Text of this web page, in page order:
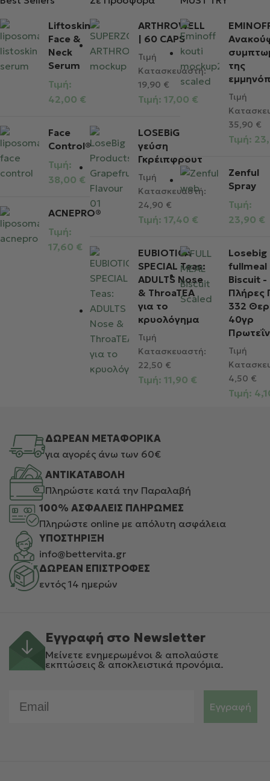
Liftoskin®
Face &
Neck
Serum
Τιμή:
42,00 €
Face
Control®
Τιμή:
38,00 €
ACNEPRO®
Τιμή:
17,60 €
ARTHROWELL
| 60 CAPS
Τιμή
Κατασκευαστή:
19,90 €
Τιμή: 17,00 €
LOSEBiG
γεύση
Γκρέιπφρουτ
Τιμή
Κατασκευαστή:
24,90 €
Τιμή: 17,40 €
EUBIOTICA
SPECIAL Teas:
ΑDULTS Nose
& ThroaTEA
για το
κρυολόγημα
Τιμή
Κατασκευαστή:
22,50 €
Τιμή: 11,90 €
της
Τιμή
35,90 €
Τιμή:
Zenful
Spray
Τιμή:
23,90 €
Losebig
fullmeal
Biscuit -
Πλήρες
332
40γρ
Τιμή
4,50 €
Τιμή:
ΔΩΡΕΑΝ ΜΕΤΑΦΟΡΙΚΑ
για αγορές άνω των 60€
ΑΝΤΙΚΑΤΑΒΟΛΗ
Πληρώστε κατά την Παραλαβή
100% ΑΣΦΑΛΕΙΣ ΠΛΗΡΩΜΕΣ
Πληρώστε online με απόλυτη ασφάλεια
ΥΠΟΣΤΗΡΙΞΗ
info@bettervita.gr
ΔΩΡΕΑΝ ΕΠΙΣΤΡΟΦΕΣ
εντός 14 ημερών
Εγγραφή στο Newsletter
Μείνετε ενημερωμένοι & απολαύστε
εκπτώσεις & αποκλειστικά προνόμια.
Εγγραφή